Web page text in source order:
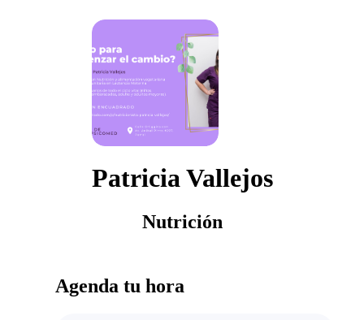
Patricia Vallejos
Nutrición
Agenda tu hora